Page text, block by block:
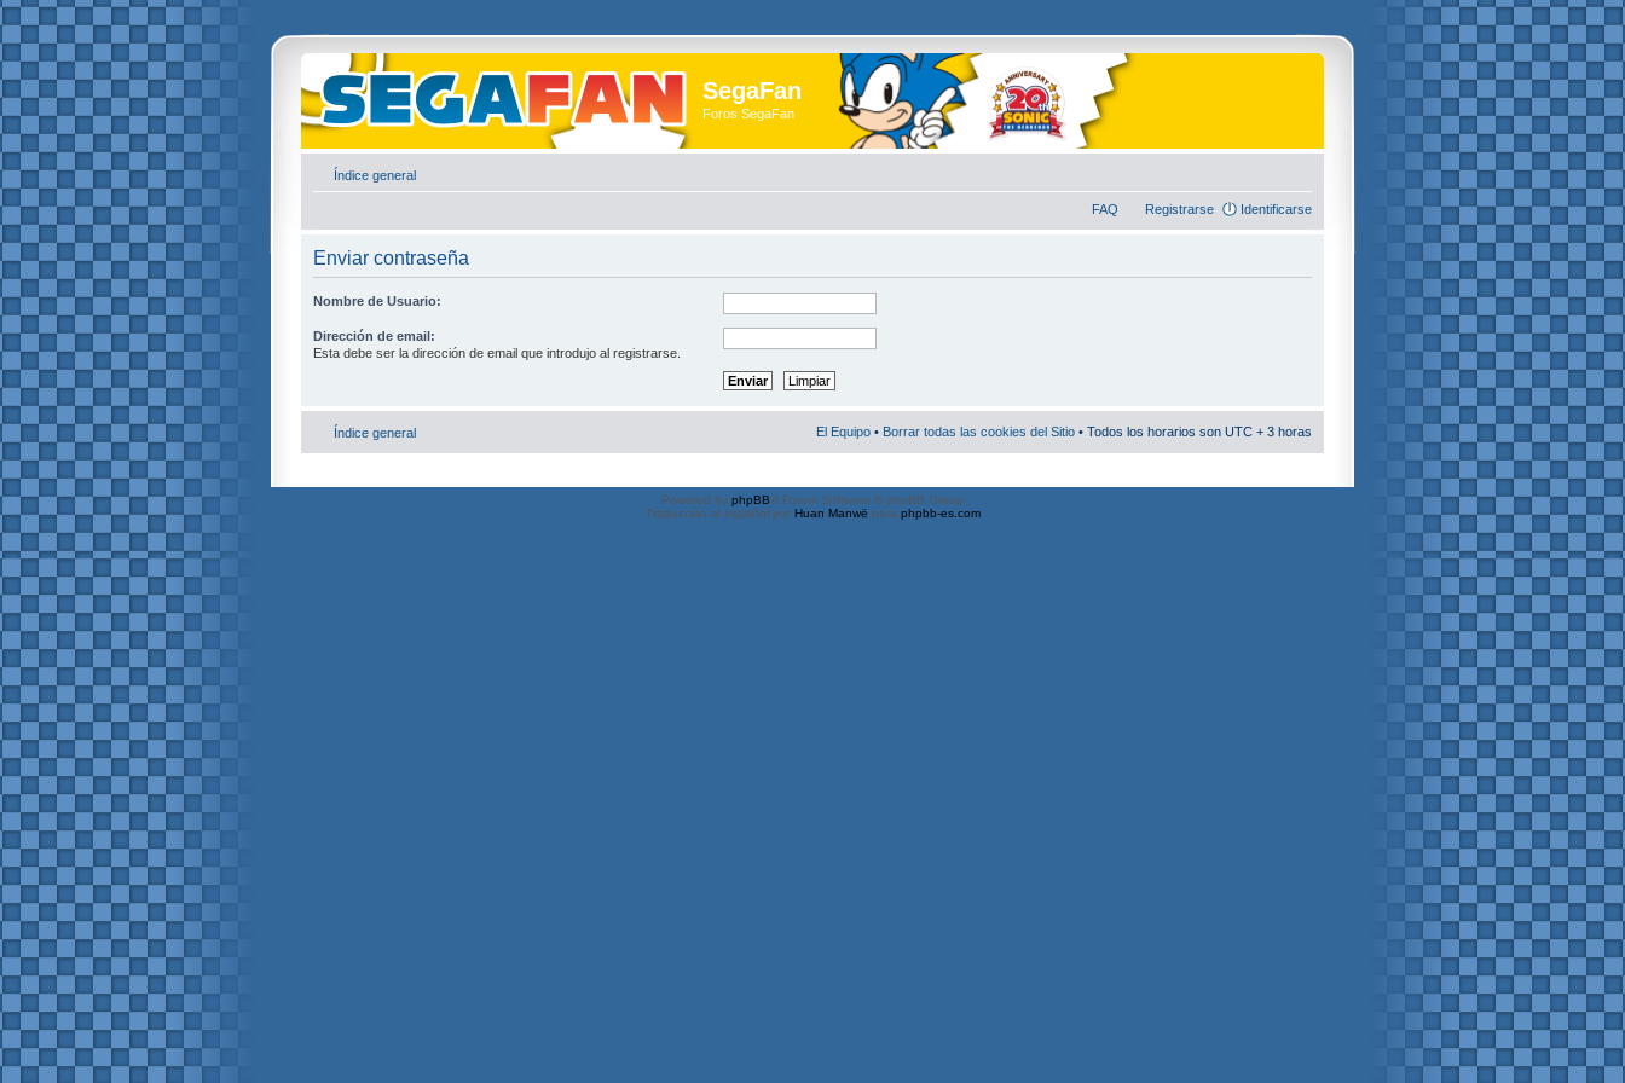
SegaFan
Foros SegaFan
Índice general
FAQ Registrarse Identificarse
Enviar contraseña
Nombre de Usuario:
Dirección de email:
Esta debe ser la dirección de email que introdujo al registrarse.
Índice general El Equipo • Borrar todas las cookies del Sitio • Todos los horarios son UTC + 3 horas
Powered by phpBB® Forum Software © phpBB Group
Traducción al español por Huan Manwë para phpbb-es.com